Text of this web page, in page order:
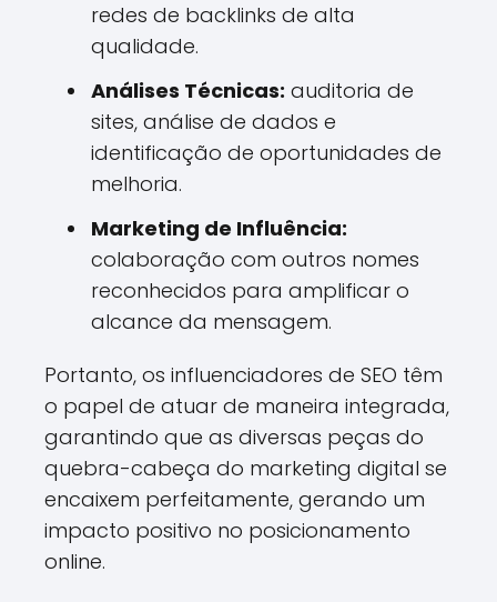
redes de backlinks de alta
qualidade.
Análises Técnicas: auditoria de
sites, análise de dados e
identificação de oportunidades de
melhoria.
Marketing de Influência:
colaboração com outros nomes
reconhecidos para amplificar o
alcance da mensagem.
Portanto, os influenciadores de SEO têm
o papel de atuar de maneira integrada,
garantindo que as diversas peças do
quebra-cabeça do marketing digital se
encaixem perfeitamente, gerando um
impacto positivo no posicionamento
online.